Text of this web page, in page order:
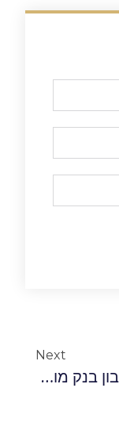
Next
הליך חשבון בנק מוגבל